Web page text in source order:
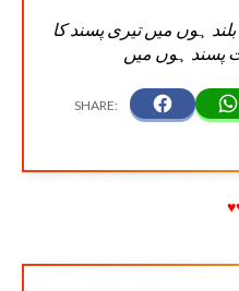
ہوں میں تیری پسند کا
پسند ہوں میں